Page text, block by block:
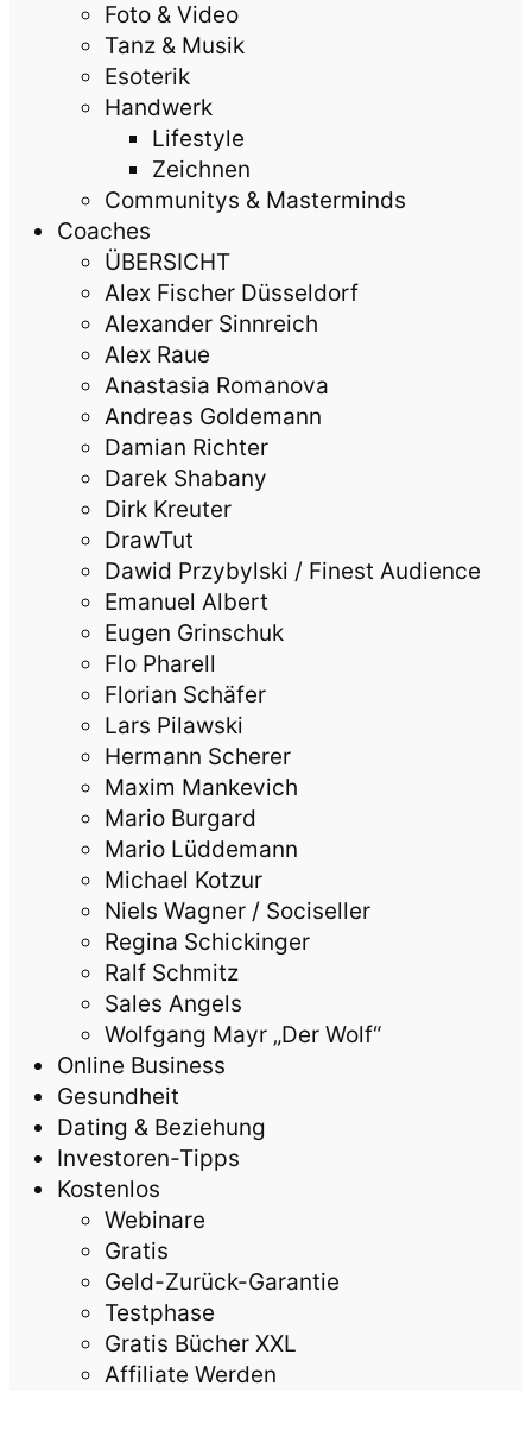
Foto & Video
Tanz & Musik
Esoterik
Handwerk
Lifestyle
Zeichnen
Communitys & Masterminds
Coaches
ÜBERSICHT
Alex Fischer Düsseldorf
Alexander Sinnreich
Alex Raue
Anastasia Romanova
Andreas Goldemann
Damian Richter
Darek Shabany
Dirk Kreuter
DrawTut
Dawid Przybylski / Finest Audience
Emanuel Albert
Eugen Grinschuk
Flo Pharell
Florian Schäfer
Lars Pilawski
Hermann Scherer
Maxim Mankevich
Mario Burgard
Mario Lüddemann
Michael Kotzur
Niels Wagner / Sociseller
Regina Schickinger
Ralf Schmitz
Sales Angels
Wolfgang Mayr „Der Wolf“
Online Business
Gesundheit
Dating & Beziehung
Investoren-Tipps
Kostenlos
Webinare
Gratis
Geld-Zurück-Garantie
Testphase
Gratis Bücher XXL
Affiliate Werden